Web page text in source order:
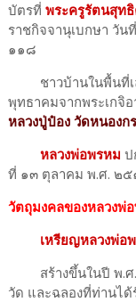
บัตรที่ พระครูรัตนสุท
ราชกิจจานุเบกษา วั
๑๑๘
ชาวบ้านในพื้นที่เ
พุทธาคมจากพระเกจิ
หลวงปู่ป๋อง วัดหนองก
หลวงพ่อพรหม ป
ที่ ๑๓ ตุลาคม พ.ศ. ๒
วัตถุมงคลของหลวงพ่
เหรียญหลวงพ่อ
สร้างขึ้นในปี พ.ศ.
วัด และฉลองที่ท่านไ